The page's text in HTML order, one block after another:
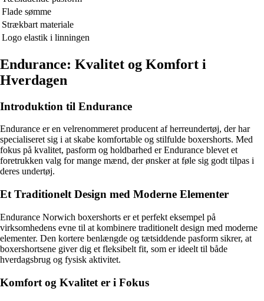
Flade sømme
Strækbart materiale
Logo elastik i linningen
Endurance: Kvalitet og Komfort i
Hverdagen
Introduktion til Endurance
Endurance er en velrenommeret producent af herreundertøj, der har
specialiseret sig i at skabe komfortable og stilfulde boxershorts. Med
fokus på kvalitet, pasform og holdbarhed er Endurance blevet et
foretrukken valg for mange mænd, der ønsker at føle sig godt tilpas i
deres undertøj.
Et Traditionelt Design med Moderne Elementer
Endurance Norwich boxershorts er et perfekt eksempel på
virksomhedens evne til at kombinere traditionelt design med moderne
elementer. Den kortere benlængde og tætsiddende pasform sikrer, at
boxershortsene giver dig et fleksibelt fit, som er ideelt til både
hverdagsbrug og fysisk aktivitet.
Komfort og Kvalitet er i Fokus